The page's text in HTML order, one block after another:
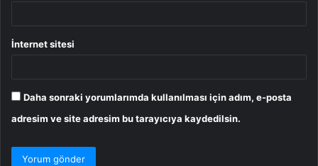
İnternet sitesi
Daha sonraki yorumlarımda kullanılması için adım, e-posta
adresim ve site adresim bu tarayıcıya kaydedilsin.